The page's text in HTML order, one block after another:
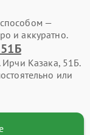
—
и аккуратно.
Казака, 51Б.
или